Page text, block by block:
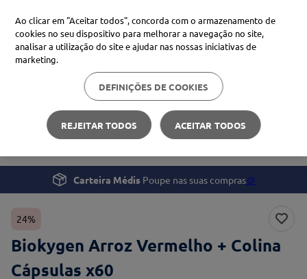
Procure no Marketplace Médis
Pesquisas mais comuns
xiaomi
4º cerave
Bem-estar
Suplementos e Vitaminas
Biokygen Arroz Vermelho + Colina Cápsulas x60
Carteira Médis Poupe nas suas compras🪙
24%
Biokygen Arroz Vermelho + Colina
Cápsulas x60
Ao clicar em "Aceitar todos", concorda com o armazenamento de
cookies no seu dispositivo para melhorar a navegação no site,
analisar a utilização do site e ajudar nas nossas iniciativas de
marketing.
DEFINIÇÕES DE COOKIES
REJEITAR TODOS ACEITAR TODOS